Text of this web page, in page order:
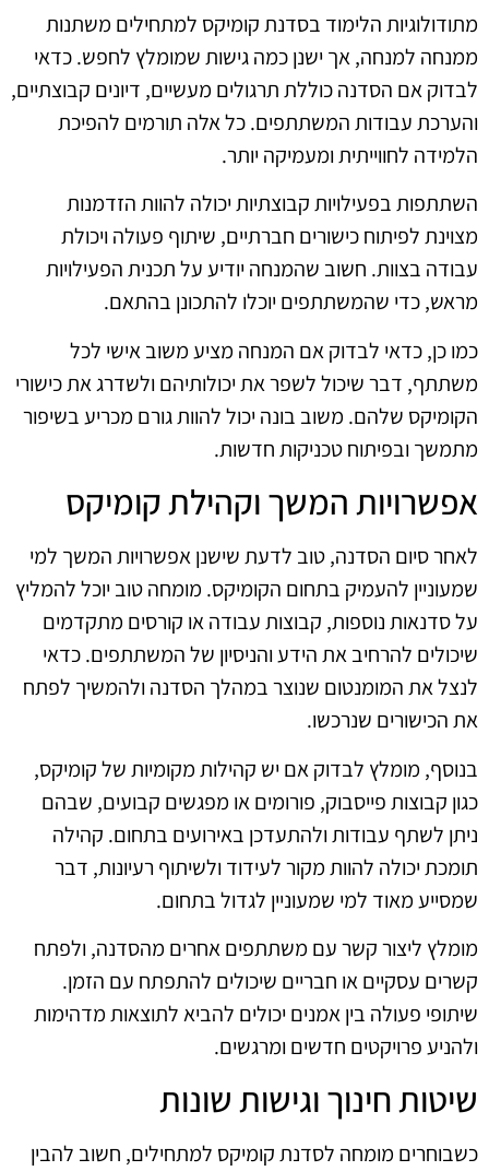
מתודולוגיות הלימוד בסדנת קומיקס למתחילים משתנות
ממנחה למנחה, אך ישנן כמה גישות שמומלץ לחפש. כדאי
לבדוק אם הסדנה כוללת תרגולים מעשיים, דיונים קבוצתיים,
והערכת עבודות המשתתפים. כל אלה תורמים להפיכת
הלמידה לחווייתית ומעמיקה יותר.
השתתפות בפעילויות קבוצתיות יכולה להוות הזדמנות
מצוינת לפיתוח כישורים חברתיים, שיתוף פעולה ויכולת
עבודה בצוות. חשוב שהמנחה יודיע על תכנית הפעילויות
מראש, כדי שהמשתתפים יוכלו להתכונן בהתאם.
כמו כן, כדאי לבדוק אם המנחה מציע משוב אישי לכל
משתתף, דבר שיכול לשפר את יכולותיהם ולשדרג את כישורי
הקומיקס שלהם. משוב בונה יכול להוות גורם מכריע בשיפור
מתמשך ובפיתוח טכניקות חדשות.
אפשרויות המשך וקהילת קומיקס
לאחר סיום הסדנה, טוב לדעת שישנן אפשרויות המשך למי
שמעוניין להעמיק בתחום הקומיקס. מומחה טוב יוכל להמליץ
על סדנאות נוספות, קבוצות עבודה או קורסים מתקדמים
שיכולים להרחיב את הידע והניסיון של המשתתפים. כדאי
לנצל את המומנטום שנוצר במהלך הסדנה ולהמשיך לפתח
את הכישורים שנרכשו.
בנוסף, מומלץ לבדוק אם יש קהילות מקומיות של קומיקס,
כגון קבוצות פייסבוק, פורומים או מפגשים קבועים, שבהם
ניתן לשתף עבודות ולהתעדכן באירועים בתחום. קהילה
תומכת יכולה להוות מקור לעידוד ולשיתוף רעיונות, דבר
שמסייע מאוד למי שמעוניין לגדול בתחום.
מומלץ ליצור קשר עם משתתפים אחרים מהסדנה, ולפתח
קשרים עסקיים או חבריים שיכולים להתפתח עם הזמן.
שיתופי פעולה בין אמנים יכולים להביא לתוצאות מדהימות
ולהניע פרויקטים חדשים ומרגשים.
שיטות חינוך וגישות שונות
כשבוחרים מומחה לסדנת קומיקס למתחילים, חשוב להבין